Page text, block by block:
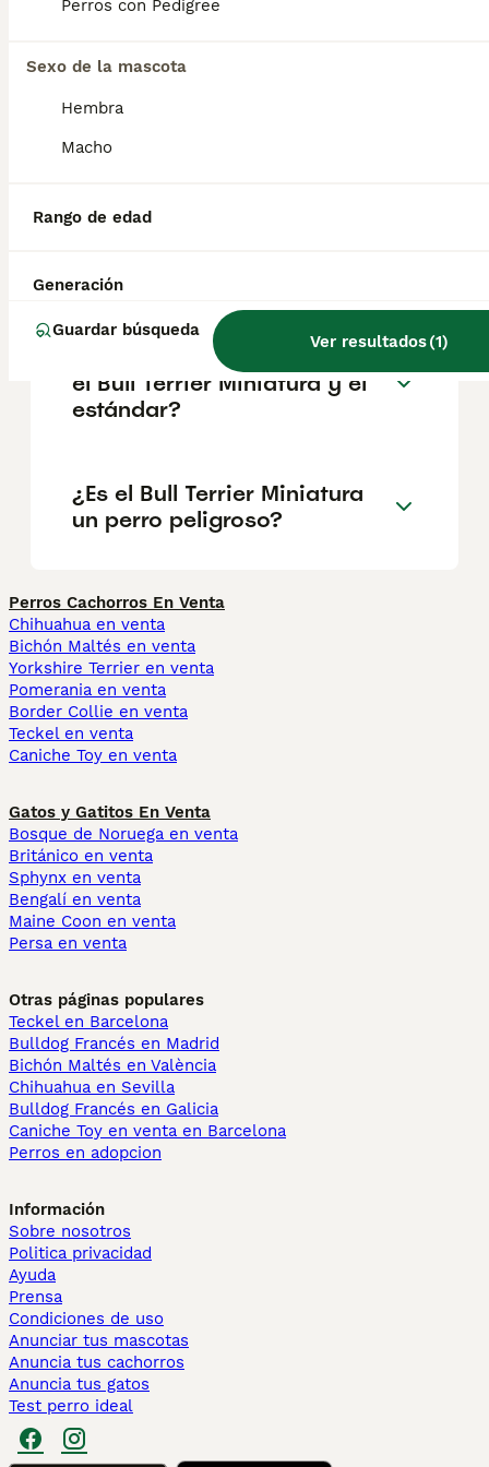
Perros con Pedigree
Sexo de la mascota
Hembra
Macho
Rango de edad
Generación
Guardar búsqueda
Ver resultados(1)
salud y el bienestar de los animales.
de comprometerse siempre es la mejor
¿Existen los mini bull terrier?
terrier miniatura?
¿Cuál es la diferencia entre
el Bull Terrier Miniatura y el
estándar?
¿Es el Bull Terrier Miniatura
un perro peligroso?
Perros Cachorros En Venta
Chihuahua en venta
Bichón Maltés en venta
Yorkshire Terrier en venta
Pomerania en venta
Border Collie en venta
Teckel en venta
Caniche Toy en venta
Gatos y Gatitos En Venta
Bosque de Noruega en venta
Británico en venta
Sphynx en venta
Bengalí en venta
Maine Coon en venta
Persa en venta
Otras páginas populares
Teckel en Barcelona
Bulldog Francés en Madrid
Bichón Maltés en València
Chihuahua en Sevilla
Bulldog Francés en Galicia
Caniche Toy en venta en Barcelona
Perros en adopcion
Información
Sobre nosotros
Politica privacidad
Ayuda
Prensa
Condiciones de uso
Anunciar tus mascotas
Anuncia tus cachorros
Anuncia tus gatos
Test perro ideal